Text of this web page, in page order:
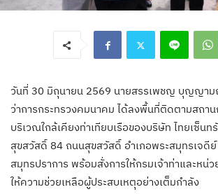
วันที่ 30 มิถุนายน 2569 นายสรรเพชญ บุญญา
ว่าการกระทรวงคมนาคม ได้ลงพื้นที่ติดตามสถาน
บริเวณใกล้เคียงท่าเทียบเรือของบริษัท ไทยเซ็น
สุขสวัสดิ์ 84 ถนนสุขสวัสดิ์ อำเภอพระสมุทรเจดี
สมุทรปราการ พร้อมสั่งการให้กรมเจ้าท่าและหน่ว
ให้ความช่วยเหลือผู้ประสบเหตุอย่างเต็มกำลัง